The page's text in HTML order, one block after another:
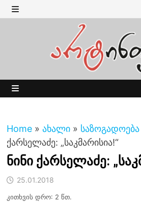
Skip
to MENU
Home » ახალი » საზოგადოება
ქარსელაძე: „საკმარისია!“
ნინი ქარსელაძე:
25.01.2018
კითხვის დრო: 2 წთ.